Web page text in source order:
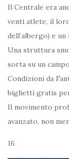
Il Centrale era
venti atlete, il
dell’albergo) e
Una struttura
sorta su un
Condizioni da
biglietti gratis per
Il movimento
avanzato, non
16